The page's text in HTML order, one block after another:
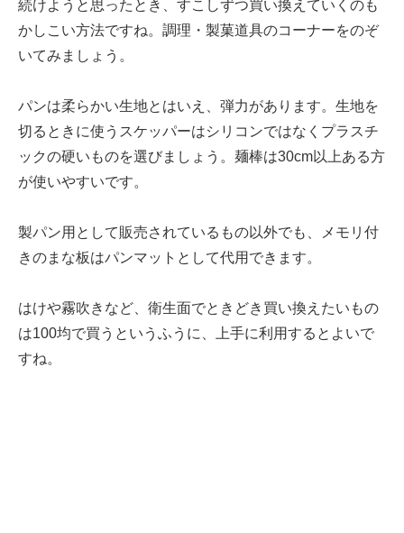
続けようと思ったとき、すこしずつ買い換えていくのも
かしこい方法ですね。調理・製菓道具のコーナーをのぞ
いてみましょう。
パンは柔らかい生地とはいえ、弾力があります。生地を
切るときに使うスケッパーはシリコンではなくプラスチ
ックの硬いものを選びましょう。麺棒は30cm以上ある方
が使いやすいです。
製パン用として販売されているもの以外でも、メモリ付
きのまな板はパンマットとして代用できます。
はけや霧吹きなど、衛生面でときどき買い換えたいもの
は100均で買うというふうに、上手に利用するとよいで
すね。